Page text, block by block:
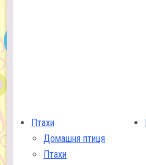
Птахи
Домашня птиця
Птахи